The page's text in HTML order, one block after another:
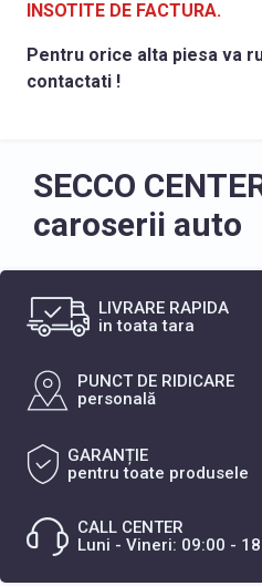
INSOTITE DE FACTURA.
Pentru orice alta piesa va
contactati !
SECCO
caroserii auto
LIVRARE RAPIDA
in toata tara
PUNCT DE RIDICARE
personală
GARANȚIE
pentru toate produsele
CALL CENTER
Luni - Vineri: 09:00 -